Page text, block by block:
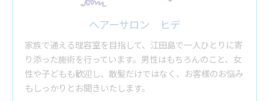
ヘアーサロン ヒデ
家族で通える理容室を目指して、江田島で一人ひとりに寄
り添った施術を行っています。男性はもちろんのこと、女
性や子どもも歓迎し、散髪だけではなく、お客様のお悩み
もしっかりとお聞きいたします。